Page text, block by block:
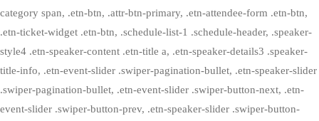
category span, .etn-btn, .attr-btn-primary, .etn-attendee-form .etn-btn,
.etn-ticket-widget .etn-btn, .schedule-list-1 .schedule-header, .speaker-
style4 .etn-speaker-content .etn-title a, .etn-speaker-details3 .speaker-
title-info, .etn-event-slider .swiper-pagination-bullet, .etn-speaker-slider
.swiper-pagination-bullet, .etn-event-slider .swiper-button-next, .etn-
event-slider .swiper-button-prev, .etn-speaker-slider .swiper-button-